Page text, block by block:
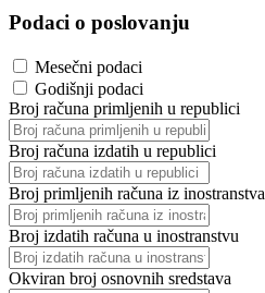
Podaci o poslovanju
Mesečni podaci
Godišnji podaci
Broj računa primljenih u republici
Broj računa izdatih u republici
Broj primljenih računa iz inostranstva
Broj izdatih računa u inostranstvu
Okviran broj osnovnih sredstava